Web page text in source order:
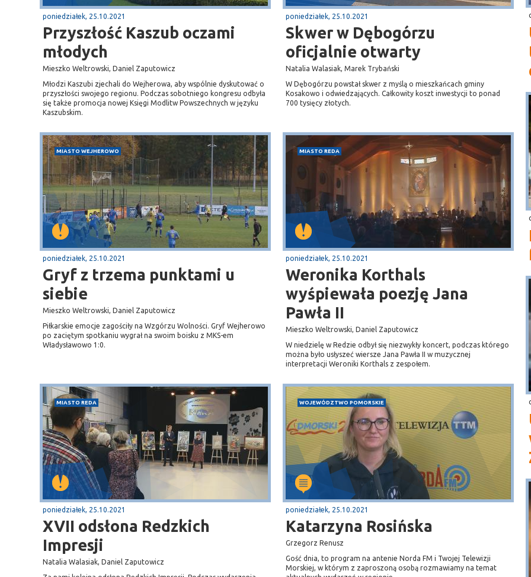
poniedziałek, 25.10.2021
Przyszłość Kaszub oczami
młodych
Mieszko Weltrowski, Daniel Zaputowicz
Młodzi Kaszubi zjechali do Wejherowa, aby wspólnie dyskutować o
przyszłości swojego regionu. Podczas sobotniego kongresu odbyła
się także promocja nowej Księgi Modlitw Powszechnych w języku
Kaszubskim.
poniedziałek, 25.10.2021
Skwer w Dębogórzu
oficjalnie otwarty
Natalia Walasiak, Marek Trybański
W Dębogórzu powstał skwer z myślą o mieszkańcach gminy
Kosakowo i odwiedzających. Całkowity koszt inwestycji to ponad
700 tysięcy złotych.
MIASTO WEJHEROWO
poniedziałek, 25.10.2021
Gryf z trzema punktami u
siebie
Mieszko Weltrowski, Daniel Zaputowicz
Piłkarskie emocje zagościły na Wzgórzu Wolności. Gryf Wejherowo
po zaciętym spotkaniu wygrał na swoim boisku z MKS-em
Władysławowo 1:0.
MIASTO REDA
poniedziałek, 25.10.2021
Weronika Korthals
wyśpiewała poezję Jana
Pawła II
Mieszko Weltrowski, Daniel Zaputowicz
W niedzielę w Redzie odbył się niezwykły koncert, podczas którego
można było usłyszeć wiersze Jana Pawła II w muzycznej
interpretacji Weroniki Korthals z zespołem.
MIASTO REDA
poniedziałek, 25.10.2021
XVII odsłona Redzkich
Impresji
Natalia Walasiak, Daniel Zaputowicz
WOJEWÓDZTWO POMORSKIE
poniedziałek, 25.10.2021
Katarzyna Rosińska
Grzegorz Renusz
Gość dnia, to program na antenie Norda FM i Twojej Telewizji
Morskiej, w którym z zaproszoną osobą rozmawiamy na temat